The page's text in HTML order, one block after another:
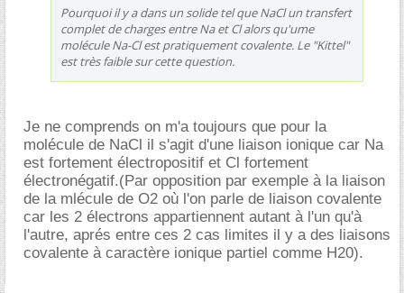
Pourquoi il y a dans un solide tel que NaCl un transfert
complet de charges entre Na et Cl alors qu'ume
molécule Na-Cl est pratiquement covalente. Le "Kittel"
est très faible sur cette question.
Je ne comprends on m'a toujours que pour la
molécule de NaCl il s'agit d'une liaison ionique car Na
est fortement électropositif et Cl fortement
électronégatif.(Par opposition par exemple à la liaison
de la mlécule de O2 où l'on parle de liaison covalente
car les 2 électrons appartiennent autant à l'un qu'à
l'autre, aprés entre ces 2 cas limites il y a des liaisons
covalente à caractère ionique partiel comme H20).